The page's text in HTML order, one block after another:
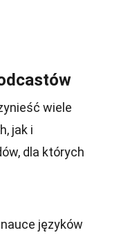
wiele
jak i
dla których
języków